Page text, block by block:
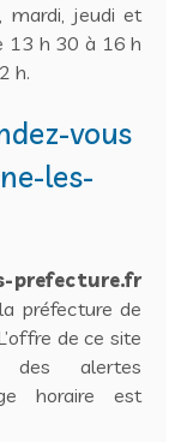
mardi, jeudi et
13 h 30 à 16 h
h.
vous
les-
prefecture.fr
préfecture de
de ce site
alertes
horaire est